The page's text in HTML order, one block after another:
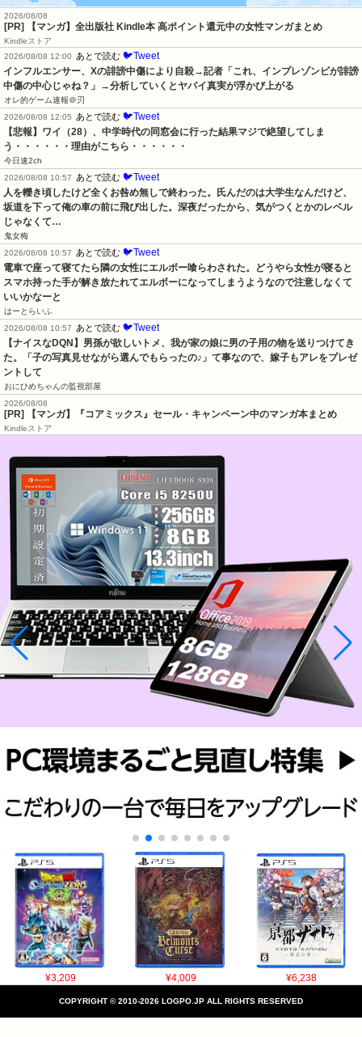
2026/08/08
[PR] 【マンガ】全出版社 Kindle本 高ポイント還元中の女性マンガまとめ
Kindleストア
2026/08/08 12:00 あとで読む 🐦Tweet
インフルエンサー、Xの誹謗中傷により自殺→記者「これ、インプレゾンビが誹謗
中傷の中心じゃね？」→分析していくとヤバイ真実が浮かび上がる
オレ的ゲーム速報＠刃
2026/08/08 12:05 あとで読む 🐦Tweet
【悲報】ワイ（28）、中学時代の同窓会に行った結果マジで絶望してしま
う・・・・・・理由がこちら・・・・・・
今日速2ch
2026/08/08 10:57 あとで読む 🐦Tweet
人を轢き頃したけど全くお咎め無しで終わった。氏んだのは大学生なんだけど、
坂道を下って俺の車の前に飛び出した。深夜だったから、気がつくとかのレベル
じゃなくて…
鬼女梅
2026/08/08 10:57 あとで読む 🐦Tweet
電車で座って寝てたら隣の女性にエルボー喰らわされた。どうやら女性が寝ると
スマホ持った手が解き放たれてエルボーになってしまうようなので注意しなくて
いいかなーと
はーとらいふ
2026/08/08 10:57 あとで読む 🐦Tweet
【ナイスなDQN】男孫が欲しいトメ、我が家の娘に男の子用の物を送りつけてき
た。「子の写真見せながら選んでもらったの♪」て事なので、嫁子もアレをプレゼ
ントして
おにひめちゃんの監視部屋
2026/08/08
[PR] 【マンガ】『コアミックス』セール・キャンペーン中のマンガ本まとめ
Kindleストア
¥3,209 ¥4,009 ¥6,238
COPYRIGHT © 2010-2026 LOGPO.JP ALL RIGHTS RESERVED